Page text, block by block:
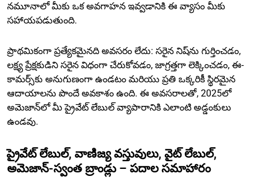
నమూనాలో మీకు ఒక అవగాహన ఇవ్వడానికి ఈ వ్యాసం మీకు
సహాయపడుతుంది.
ప్రాథమికంగా ప్రత్యేకమైనది అవసరం లేదు: సరైన నిష్‌ను గుర్తించడం,
లక్ష్య ప్రేక్షకుడిని సరైన విధంగా చేరుకోవడం, జాగ్రత్తగా లెక్కించడం, ఈ-
కామర్స్‌కు అనుగుణంగా ఉండటం మరియు ప్రతి ఒక్కరికీ స్థిరమైన
ఆదాయాలను పొందే అవకాశం ఉంది. ఈ అవసరాలతో, 2025లో
అమెజాన్‌లో మీ ప్రైవేట్ లేబుల్ వ్యాపారానికి ఎలాంటి అడ్డంకులు
ఉండవు.
ప్రైవేట్ లేబుల్, వాణిజ్య వస్తువులు, వైట్ లేబుల్,
అమెజాన్-స్వంత బ్రాండ్లు – పదాల సమాహారం